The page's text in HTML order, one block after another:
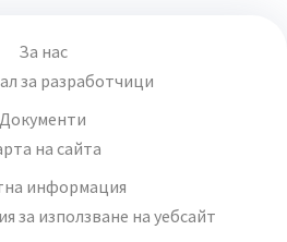
За нас
за разработчици
Документи
на сайта
информация
за използване на уебсайт